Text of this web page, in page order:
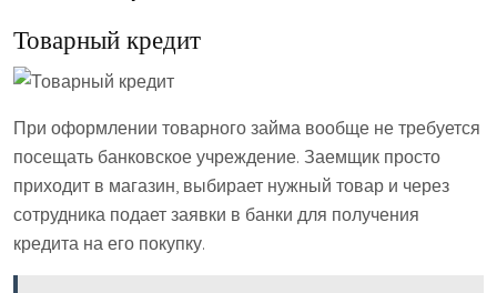
Товарный кредит
При оформлении товарного займа вообще не требуется
посещать банковское учреждение. Заемщик просто
приходит в магазин, выбирает нужный товар и через
сотрудника подает заявки в банки для получения
кредита на его покупку.